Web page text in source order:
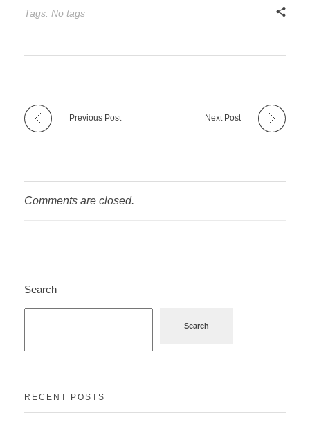
Tags: No tags
Previous Post Next Post
Comments are closed.
Search
Search
RECENT POSTS